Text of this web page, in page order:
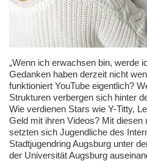
„Wenn ich erwachsen bin, werde
Gedanken haben derzeit nicht
funktioniert YouTube eigentlich?
Strukturen verbergen sich hinter
Wie verdienen Stars wie Y-Titty,
Geld mit ihren Videos? Mit diesen
setzten sich Jugendliche des
Stadtjugendring Augsburg unter
der Universität Augsburg